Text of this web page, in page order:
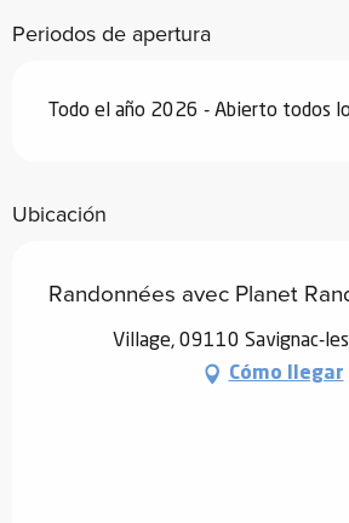
Periodos de apertura
Todo el año 2026 - Abierto todos
Ubicación
Randonnées avec Planet
Village, 09110 Savignac-
Cómo llegar